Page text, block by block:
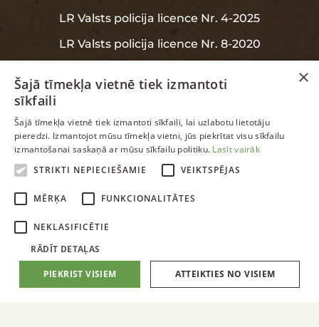
LR Valsts policija licence Nr. 4-2025
LR Valsts policija licence Nr. 8-2020
INFORMĀCIJA
Garantija
Datu aizsardzība
ENGLISH
×
Šajā tīmekļa vietnē tiek izmantoti
sīkfaili
Šajā tīmekļa vietnē tiek izmantoti sīkfaili, lai uzlabotu lietotāju
pieredzi. Izmantojot mūsu tīmekļa vietni, jūs piekrītat visu sīkfailu
izmantošanai saskaņā ar mūsu sīkfailu politiku. Lasīt vairāk
STRIKTI NEPIECIEŠAMIE
VEIKTSPĒJAS
MĒRĶA FUNKCIONALITĀTES
NEKLASIFICĒTIE
RĀDĪT DETAĻAS
PIEKRIST VISIEM ATTEIKTIES NO VISIEM